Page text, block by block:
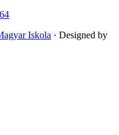
Iskola · Designed by